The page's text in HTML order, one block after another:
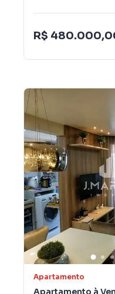
R$
Apartamento
Apartamento à